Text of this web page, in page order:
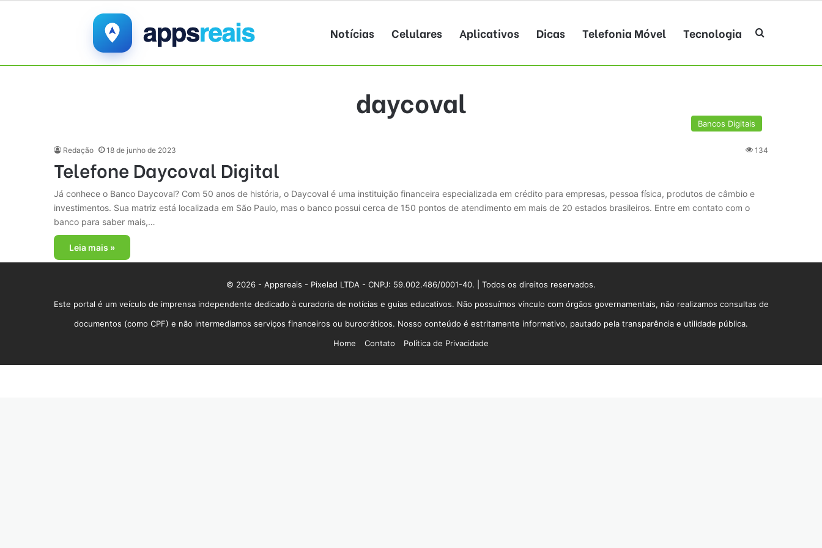
Notícias Celulares Aplicativos Dicas Telefonia Móvel Tecnologia Procurar por
daycoval
Bancos Digitais
Redação 18 de junho de 2023 134
Telefone Daycoval Digital
Já conhece o Banco Daycoval? Com 50 anos de história, o Daycoval é uma instituição financeira especializada em crédito para empresas, pessoa física, produtos de câmbio e
investimentos. Sua matriz está localizada em São Paulo, mas o banco possui cerca de 150 pontos de atendimento em mais de 20 estados brasileiros. Entre em contato com o
banco para saber mais,…
Leia mais »
© 2026 - Appsreais - Pixelad LTDA - CNPJ: 59.002.486/0001-40. | Todos os direitos reservados.
Este portal é um veículo de imprensa independente dedicado à curadoria de notícias e guias educativos. Não possuímos vínculo com órgãos governamentais, não realizamos consultas de
documentos (como CPF) e não intermediamos serviços financeiros ou burocráticos. Nosso conteúdo é estritamente informativo, pautado pela transparência e utilidade pública.
Home
Contato Política de Privacidade